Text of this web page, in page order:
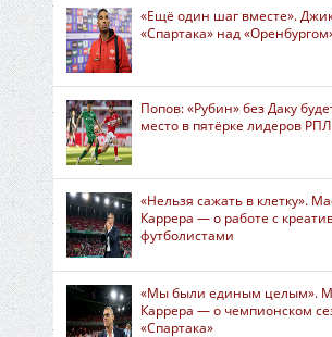
«Ещё один шаг вместе».
«Спартака» над
Попов: «Рубин» без Даку
место в пятёрке лидеров РПЛ
«Нельзя сажать в клетку».
Каррера — о работе с
футболистами
«Мы были единым целым».
Каррера — о чемпионском
«Спартака»